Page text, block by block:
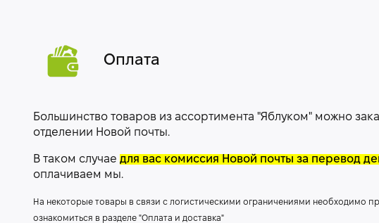
Оплата
Большинство товаров из ассортимента "Яблуком" можно
отделении Новой почты.
В таком случае для вас комиссия Новой почты за перевод
оплачиваем мы.
На некоторые товары в связи с логистическими ограничениями необходимо
ознакомиться в разделе "Оплата и доставка"